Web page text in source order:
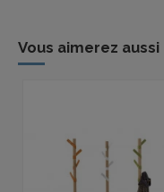
Vous aimerez aussi